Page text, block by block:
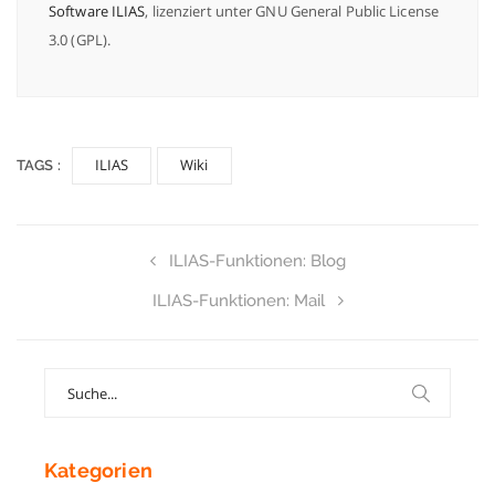
Software ILIAS, lizenziert unter GNU General Public License
3.0 (GPL).
TAGS : ILIAS Wiki
ILIAS-Funktionen: Blog
ILIAS-Funktionen: Mail
Kategorien